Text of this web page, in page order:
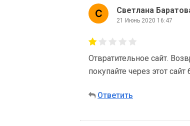
Светлана
21 Июнь 2020 16:47
Отвратительное сайт.
покупайте через этот
Ответить